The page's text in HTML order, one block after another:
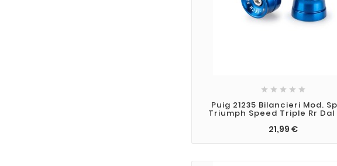
    
Puig 21235 Bilancieri Mod.
Triumph Speed Triple Rr Dal
21,99 €